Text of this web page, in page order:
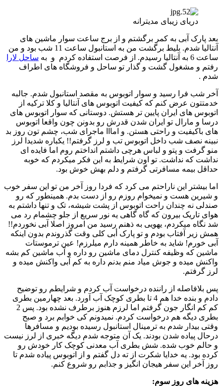
دریای زیبای مدیترانه
بعد پارک آبی به کمر برگشتم و از برج ساعت سوار ماشین های
آنتالیا شدم. بلیط برگشت من به استانبول ساعت 11 شب بود و من
ساعت 6 به آنتالیا رسیدم. از فرصت استفاده کردم و به
ساحل لارا
رفتم و مشغول گشت و گذار تو ساحل و فروشگاه های اطراف
شدم .
آخر شب فرا رسید و سوار اتوبوس به مقصد استانبول شدم. جالبه
خدمتتون عرض کنم که کیفیت اتوبوس های آنتالیا و کلا ترکیه از
اتوبوس های ایران پایین تر هستش. دوستانی که سوار اتوبوس های
درسا و مارال تو ایران شدن قدرش رو بدونن چون واقعا اتوبوس
های باکیفیت و راحتی هستن. و امااا ماجرای شب، چشم تون روز بد
نبینه نصف شب داخل اتوبوس تب و لرز گرفتم!! یکباره شدیدا لرز
منو گرفت و پتو و لباس هرچی داشتم انداختم روم اما فایده ای
نداشت که نداشت. تو اون شرایط به این فکر میکردم که خوبه
حداقل بیمه مسافرتی گرفتم و دلم بهش خوش بود.
اما بیشتر این ناراحتم می کرد که فردا روز آخر من تو این سفر خوب
و شیرین هست و نمیخوام روزم رو از دست بدم. همینطور که رو
صندلی نه چندان راحت اتوبوس از پشت شیشه، تک و تنها داشتم به
هوای تاریک بیرون که گاه گاهی یه نور سریع از جلو چشمام رد می
شد نگاه میکردم، یهویی به ذهنم رسید من امروز اصلا آبی نخوردم!!
همش زیر آفتاب بودم و تو پارک أبی کلی وقت گذروندم بدون اینکه
آبی خورم! شاید به خاطر همینه دارم میلرزم! عین ترموستات
ماشین که وظیفه کنترل دمای ماشین رو داره و آب ماشین کم بشه
واکنش میده و جوش میاد منم بدنم داره به کم آبی واکنش میده و
لرز گرفتم.
پس بلافاصله از راننده درخواست آب کردم و شرایطم رو توضیح
دادم و بنده خدا هم 4 تا بطری کوچک آب آورد. بعد چهارمین بطری
کم کم انگار جون گرفتم اما لرزم هنوز برطرف نشده بود. پس 2
بطری دیگه هم درخواست کردم. نمیدونم کی خوابم برد و صبح
وقتی بیدار شدم به ترمینال استانبول رسیده بودیم و مسافرها
درحال پیاده شدن بودند. یک آن متوجه شدم دیگه خبری از لرز نیست
و حالم خوب شده. شش بطری آب معدنی کوچک کار خودش رو
کرده بود. یه خدایا شکرت از ته دل گفتم و از اتوبوس پیاده شدم تا
روز آخر این سفر هیجان انگیز و جذابم رو شروع کنم.
هزینه های روز سوم: